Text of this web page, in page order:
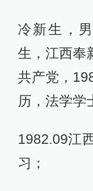
冷新生，
生，江西奉
共产党，
历，法学学
1982.09江
习；